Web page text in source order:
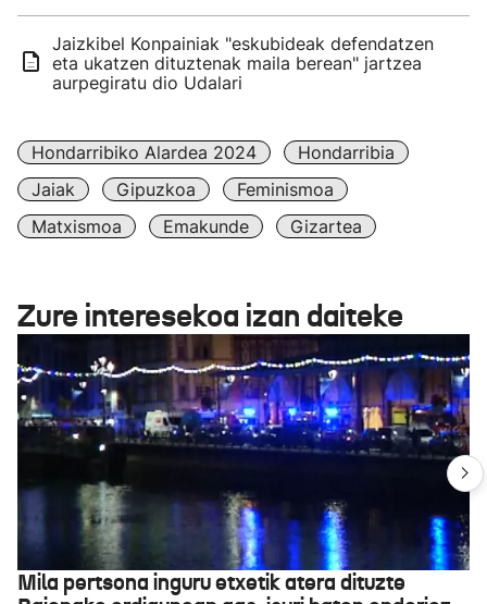
Jaizkibel Konpainiak "eskubideak defendatzen
eta ukatzen dituztenak maila berean" jartzea
aurpegiratu dio Udalari
Hondarribiko Alardea 2024
Hondarribia
Jaiak
Gipuzkoa
Feminismoa
Matxismoa
Emakunde Gizartea
Zure interesekoa izan daiteke
Mila pertsona inguru etxetik atera dituzte